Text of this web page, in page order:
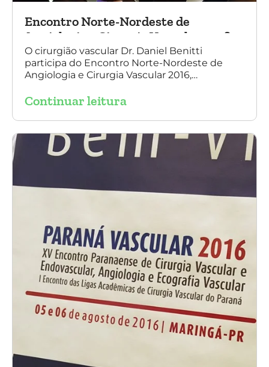
Encontro Norte-Nordeste de
Angiologia e Cirurgia Vascular 2016
O cirurgião vascular Dr. Daniel Benitti
participa do Encontro Norte-Nordeste de
Angiologia e Cirurgia Vascular 2016,
aneurisma da Aorta.
Continuar leitura